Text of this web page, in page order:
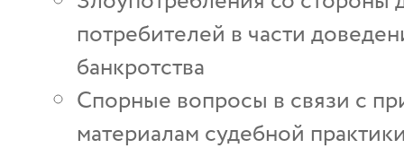
потребителей в части
банкротства
Спорные вопросы в связи с
материалам судебной